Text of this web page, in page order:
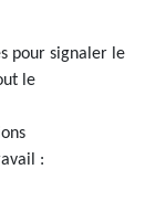
pour signaler le
le
: